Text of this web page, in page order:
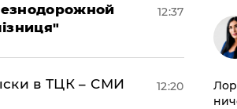
12:37
в ТЦК – СМИ 12:20